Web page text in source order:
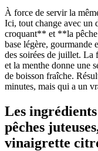
À force de servir la
Ici, tout change avec un
croquant** et **la
base légère, gourmande
des soirées de juillet. La
et la menthe donne une
de boisson fraîche.
minutes, mais qui a un
Les
pêches
vinaigrette